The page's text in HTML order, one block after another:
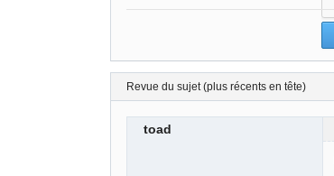
Revue du sujet (plus récents en tête)
toad